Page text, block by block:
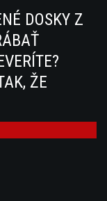
DOSKY Z
ŽE